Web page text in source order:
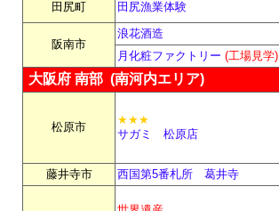
田尻町 田尻漁業体験
阪南市
浪花酒造
月化粧ファクトリー (工場見学)
大阪府 南部 (南河内エリア)
松原市
★★★
サガミ 松原店
藤井寺市 西国第5番札所 葛井寺